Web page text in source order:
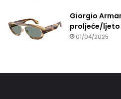
Giorgio
proljeće/ljeto
01/04/2025